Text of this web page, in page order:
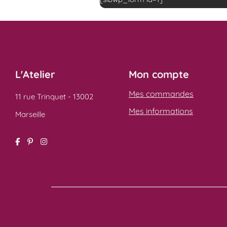
L'Atelier
11 rue Trinquet - 13002
Marseille
Mon compte
Mes commandes
Mes informations